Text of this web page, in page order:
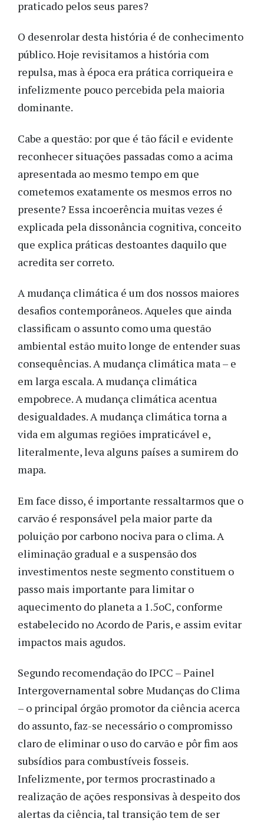
praticado pelos seus pares?
O desenrolar desta história é de conhecimento
público. Hoje revisitamos a história com
repulsa, mas à época era prática corriqueira e
infelizmente pouco percebida pela maioria
dominante.
Cabe a questão: por que é tão fácil e evidente
reconhecer situações passadas como a acima
apresentada ao mesmo tempo em que
cometemos exatamente os mesmos erros no
presente? Essa incoerência muitas vezes é
explicada pela dissonância cognitiva, conceito
que explica práticas destoantes daquilo que
acredita ser correto.
A mudança climática é um dos nossos maiores
desafios contemporâneos. Aqueles que ainda
classificam o assunto como uma questão
ambiental estão muito longe de entender suas
consequências. A mudança climática mata – e
em larga escala. A mudança climática
empobrece. A mudança climática acentua
desigualdades. A mudança climática torna a
vida em algumas regiões impraticável e,
literalmente, leva alguns países a sumirem do
mapa.
Em face disso, é importante ressaltarmos que o
carvão é responsável pela maior parte da
poluição por carbono nociva para o clima. A
eliminação gradual e a suspensão dos
investimentos neste segmento constituem o
passo mais importante para limitar o
aquecimento do planeta a 1.5oC, conforme
estabelecido no Acordo de Paris, e assim evitar
impactos mais agudos.
Segundo recomendação do IPCC – Painel
Intergovernamental sobre Mudanças do Clima
– o principal órgão promotor da ciência acerca
do assunto, faz-se necessário o compromisso
claro de eliminar o uso do carvão e pôr fim aos
subsídios para combustíveis fosseis.
Infelizmente, por termos procrastinado a
realização de ações responsivas à despeito dos
alertas da ciência, tal transição tem de ser